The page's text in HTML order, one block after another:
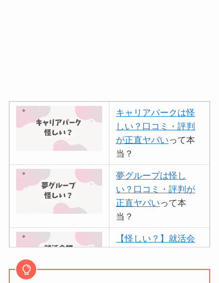
キャリアパークは怪
しい？口コミ・評判
が正直ヤバいって本
当？
夢グループは怪し
い？口コミ・評判が
正直ヤバいって本
当？
【怪しい？】就活会